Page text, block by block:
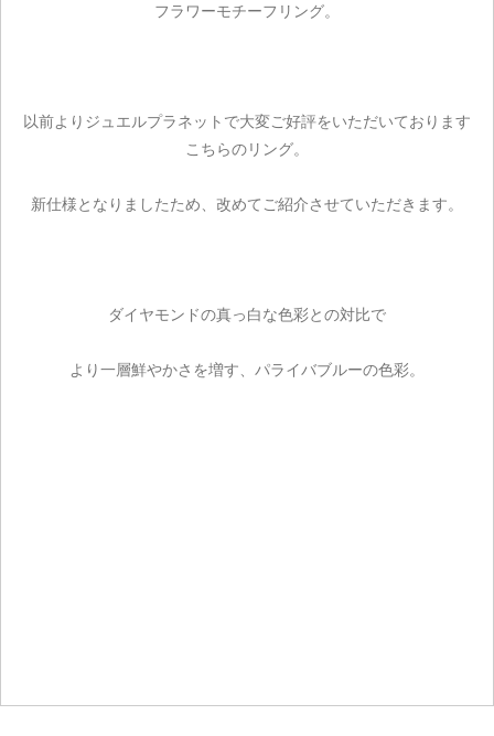
フラワーモチーフリング。
以前よりジュエルプラネットで大変ご好評をいただいております
こちらのリング。
新仕様となりましたため、改めてご紹介させていただきます。
ダイヤモンドの真っ白な色彩との対比で
より一層鮮やかさを増す、パライバブルーの色彩。